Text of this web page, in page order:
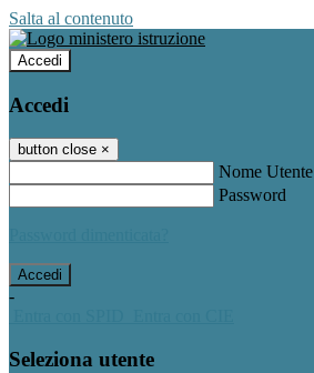
Salta al contenuto
Accedi
Accedi
button close ×
Nome Utente
Password
-
Seleziona utente